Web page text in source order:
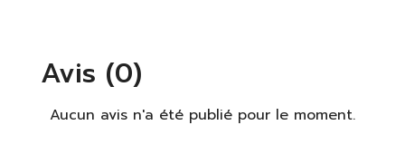
Avis (0)
Aucun avis n'a été publié pour le moment.
S'identifier